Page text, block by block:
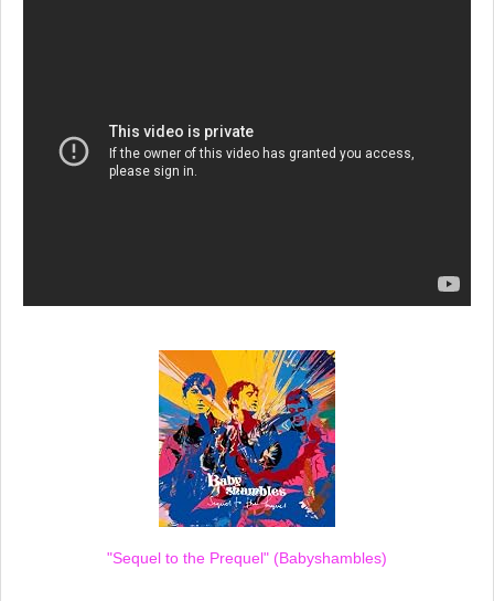
"Sequel to the Prequel" (Babyshambles)